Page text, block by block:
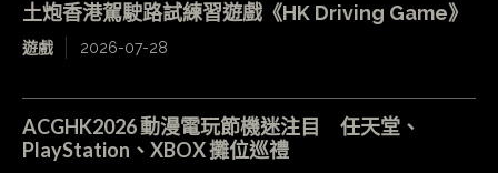
土炮香港駕駛路試練習遊戲《HK Driving Game》
遊戲 2026-07-28
ACGHK2026 動漫電玩節機迷注目 任天堂、
PlayStation、XBOX 攤位巡禮